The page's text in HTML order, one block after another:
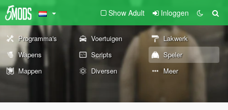
Show Adult Inloggen
Programma's Voertuigen
Lakwerk
Wapens
Scripts
Speler
Mappen
Diversen Meer